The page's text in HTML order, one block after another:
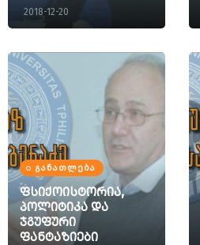
2018-12-20
ᲒᲐᲜᲐᲗᲚᲔᲑᲐ
ფსიქოისტორია,
პოლიტიკა და
ჯგუფური
ფანტაზიები